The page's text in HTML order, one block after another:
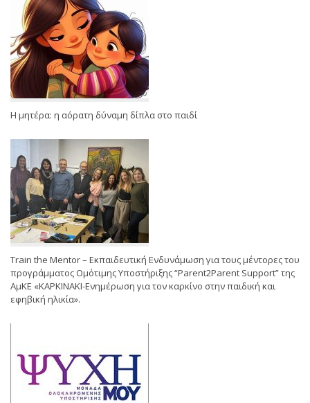
Η μητέρα: η αόρατη δύναμη δίπλα στο παιδί
Train the Mentor – Εκπαιδευτική Ενδυνάμωση για τους μέντορες του
προγράμματος Ομότιμης Υποστήριξης “Parent2Parent Support” της
ΑμΚΕ «ΚΑΡΚΙΝΑΚΙ-Ενημέρωση για τον καρκίνο στην παιδική και
εφηβική ηλικία».